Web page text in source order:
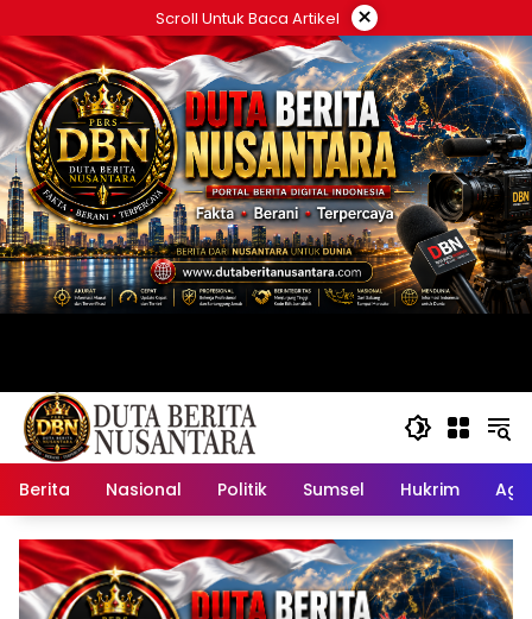
ke
konten
Scroll Untuk Baca Artikel ×
Berita Nasional Politik Sumsel Hukrim